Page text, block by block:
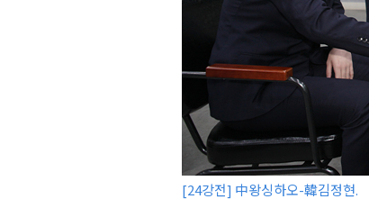
[24강전] 中왕싱하오-韓김정현.